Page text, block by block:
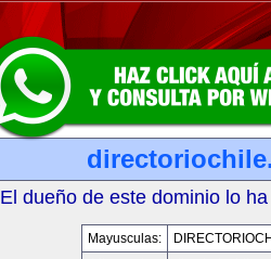
El dueño de este dominio lo
Mayusculas: